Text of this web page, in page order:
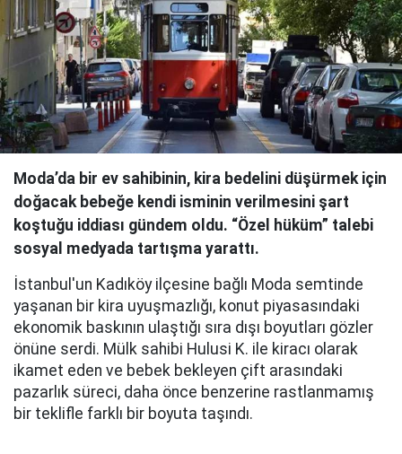
Moda’da bir ev sahibinin, kira bedelini düşürmek için
doğacak bebeğe kendi isminin verilmesini şart
koştuğu iddiası gündem oldu. “Özel hüküm” talebi
sosyal medyada tartışma yarattı.
İstanbul'un Kadıköy ilçesine bağlı Moda semtinde
yaşanan bir kira uyuşmazlığı, konut piyasasındaki
ekonomik baskının ulaştığı sıra dışı boyutları gözler
önüne serdi. Mülk sahibi Hulusi K. ile kiracı olarak
ikamet eden ve bebek bekleyen çift arasındaki
pazarlık süreci, daha önce benzerine rastlanmamış
bir teklifle farklı bir boyuta taşındı.